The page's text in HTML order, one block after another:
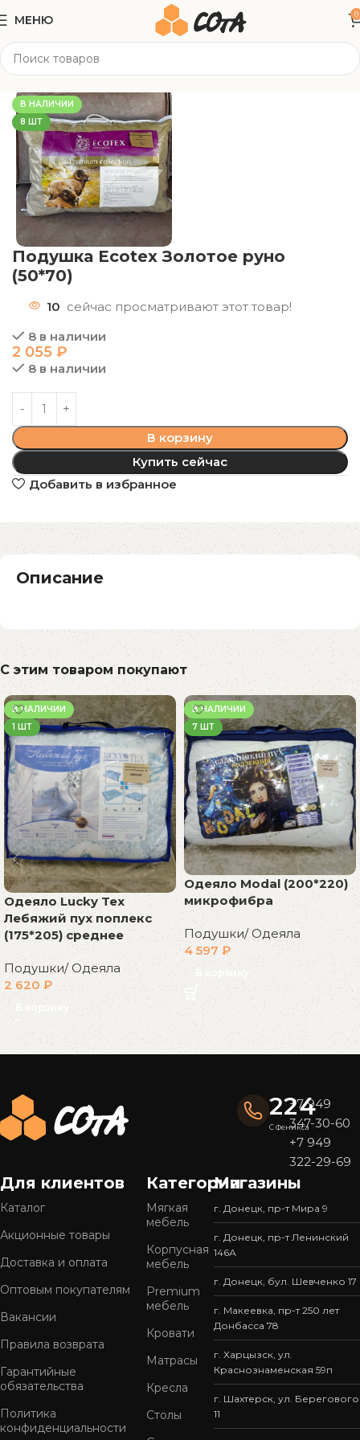
МЕНЮ 0
Текстиль
В НАЛИЧИИ
8 ШТ
Подушка Ecotex Золотое руно
(50*70)
10 сейчас просматривают этот товар!
8 в наличии
2 055 ₽
8 в наличии
В корзину
Купить сейчас
Добавить в избранное
Описание
С этим товаром покупают
В НАЛИЧИИ
1 ШТ
Одеяло Lucky Tex
Лебяжий пух поплекс
(175*205) среднее
Подушки/ Одеяла
2 620₽
В корзину
В НАЛИЧИИ
7 ШТ
Одеяло Modal (200*220)
микрофибра
Подушки/ Одеяла
4 597 ₽
В корзину
Read More
224
С Феникса
+7 949
347-30-60
+7 949
322-29-69
Для клиентов
Каталог
Акционные товары
Доставка и оплата
Оптовым покупателям
Вакансии
Правила возврата
Гарантийные
обязательства
Политика
конфиденциальности
Категории
Мягкая
мебель
Корпусная
мебель
Premium
мебель
Кровати
Матрасы
Кресла
Столы
Магазины
г. Донецк, пр-т Мира 9
г. Донецк, пр-т Ленинский
146А
г. Донецк, бул. Шевченко 17
г. Макеевка, пр-т 250 лет
Донбасса 78
г. Харцызск, ул.
Краснознаменская 59п
г. Шахтерск, ул. Берегового
11